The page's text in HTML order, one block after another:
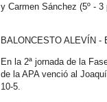
y Carmen Sánchez (5º - 3
BALONCESTO ALEVÍN -
En la 2ª jornada de la
de la APA venció al
10-5.